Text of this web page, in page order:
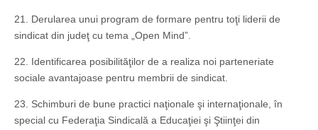
21. Derularea unui program de formare pentru toţi liderii de
sindicat din judeţ cu tema „Open Mind”.
22. Identificarea posibilităţilor de a realiza noi parteneriate
sociale avantajoase pentru membrii de sindicat.
23. Schimburi de bune practici naţionale şi internaţionale, în
special cu Federaţia Sindicală a Educaţiei şi Ştiinţei din